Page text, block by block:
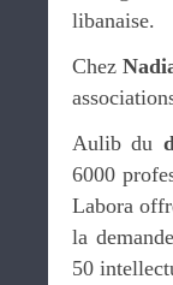
libanaise.
Chez
Aulib du
6000
Labora
la
50